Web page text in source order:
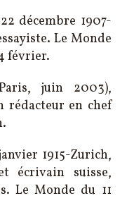
décembre 1907-
Le Monde
février.
juin 2003),
rédacteur en chef
1915-Zurich,
écrivain suisse,
Le Monde du 11